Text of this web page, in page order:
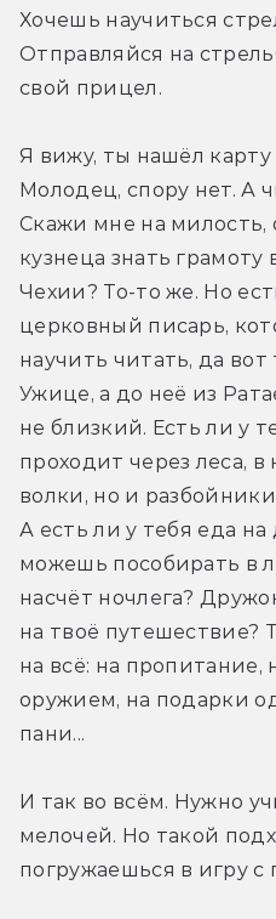
Хочешь научиться
Отправляйся на
свой прицел.
Я вижу, ты нашёл
Молодец, спору нет. А
Скажи мне на милость,
кузнеца знать грамоту
Чехии? То-то же. Но
церковный писарь,
научить читать, да
Ужице, а до неё из
не близкий. Есть ли у
проходит через леса, в
волки, но и
А есть ли у тебя еда
можешь пособирать в
насчёт ночлега?
на твоё путешествие?
на всё: на пропитание,
оружием, на подарки
пани...
И так во всём. Нужно
мелочей. Но такой
погружаешься в игру с